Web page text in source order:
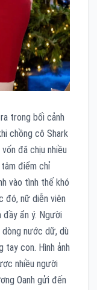
trong bối cảnh
chồng cô Shark
đã chịu nhiều
điểm chỉ
vào tình thế khó
đó, nữ diễn viên
đầy ẩn ý. Người
nước dữ, dù
tay con. Hình ảnh
nhiều người
Oanh gửi đến